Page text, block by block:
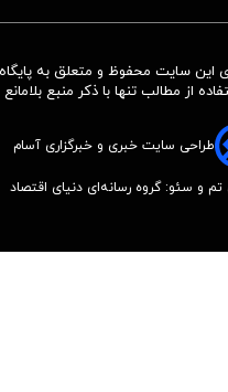
سایت محفوظ و متعلق به پایگاه
از مطالب تنها با ذکر منبع
طراحی سایت خبری و خبرگزاری آسام
تم و سئو: گروه رسانه‌ای دنیای اقتصاد